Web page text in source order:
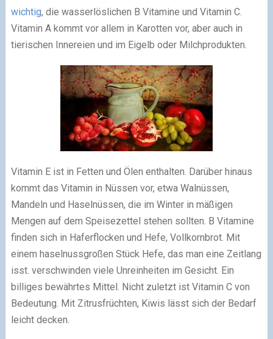
wichtig, die wasserlöslichen B Vitamine und Vitamin C.
Vitamin A kommt vor allem in Karotten vor, aber auch in
tierischen Innereien und im Eigelb oder Milchprodukten.
Vitamin E ist in Fetten und Ölen enthalten. Darüber hinaus
kommt das Vitamin in Nüssen vor, etwa Walnüssen,
Mandeln und Haselnüssen, die im Winter in mäßigen
Mengen auf dem Speisezettel stehen sollten. B Vitamine
finden sich in Haferflocken und Hefe, Vollkornbrot. Mit
einem haselnussgroßen Stück Hefe, das man eine Zeitlang
isst. verschwinden viele Unreinheiten im Gesicht. Ein
billiges bewährtes Mittel. Nicht zuletzt ist Vitamin C von
Bedeutung. Mit Zitrusfrüchten, Kiwis lässt sich der Bedarf
leicht decken.